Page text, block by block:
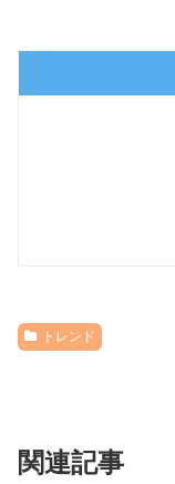
トレンド
関連記事